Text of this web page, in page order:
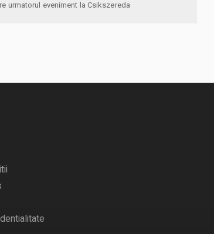
anunta-ma pe email cand apare urmatorul eveniment la Csikszereda